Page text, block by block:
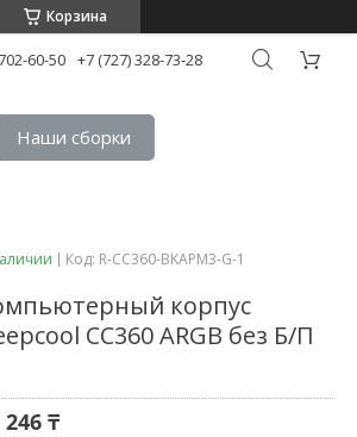
Корзина
60-50 +7 (727) 328-73-28
Наши сборки
Код: R-CC360-BKAPM3-G-1
корпус
CC360 ARGB без Б/П
246 ₸